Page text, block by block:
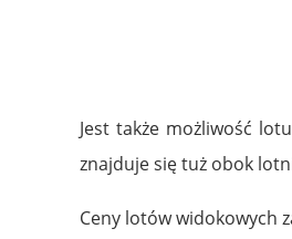
Jest także możliwość
znajduje się tuż obok
Ceny lotów widokowych